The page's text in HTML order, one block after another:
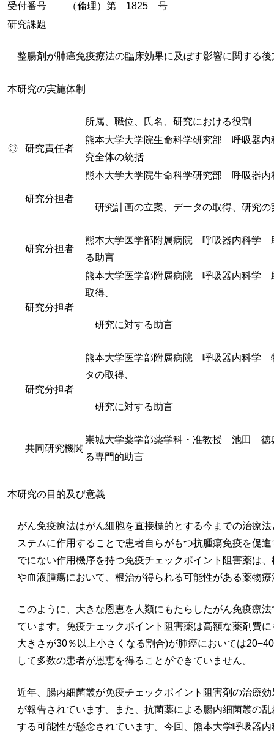
受付番号
（倫理）第 1825 号
研究課題
整腸剤が肺癌免疫療法の臨床効果に及ぼす影響に関する
本研究の実施体制
所属、職位、氏名、研究における役割
◎ 研究責任者
熊本大学大学院生命科学研究部 呼吸器
究全体の統括
研究分担者
熊本大学大学院生命科学研究部 呼吸器
研究計画の立案、データの取得、研究
研究分担者
熊本大学医学部附属病院 呼吸器内科学
る助言
研究分担者
熊本大学医学部附属病院 呼吸器内科学
取得、
研究に対する助言
研究分担者
熊本大学医学部附属病院 呼吸器内科学
タの取得、
研究に対する助言
共同研究機関
崇城大学薬学部薬学科・准教授 池田 徳
る専門的助言
本研究の目的及び意義
がん免疫療法はがん細胞を直接標的とする今までの治療
ステムに作用することで患者自らがもつ抗腫瘍免疫を促
でにない作用機序を持つ免疫チェックポイント阻害薬は
や血液腫瘍において、根治が得られる可能性がある薬物
このように、大きな恩恵を人類にもたらしたがん免疫療
ています。免疫チェックポイント阻害薬は高額な薬剤費
大きさが30％以上小さくなる割合)が肺癌においては
して多数の患者が恩恵を得ることができていません。
近年、腸内細菌叢が免疫チェックポイント阻害剤の治療
が報告されています。また、抗菌薬による腸内細菌叢の
する可能性が懸念されています。今回、熊本大学呼吸器